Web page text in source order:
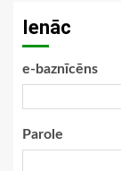
Ienāc
e-baznīcēns
Parole